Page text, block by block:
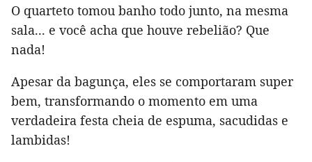
O quarteto tomou banho todo junto, na mesma
sala... e você acha que houve rebelião? Que
nada!
Apesar da bagunça, eles se comportaram super
bem, transformando o momento em uma
verdadeira festa cheia de espuma, sacudidas e
lambidas!